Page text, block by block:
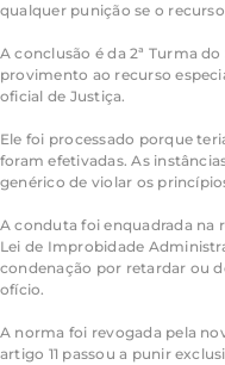
qualquer punição se o
A conclusão é da 2ª Turma
provimento ao recurso
oficial de Justiça.
Ele foi processado porque
foram efetivadas. As
genérico de violar os
A conduta foi enquadrada na
Lei de Improbidade
condenação por retardar ou
ofício.
A norma foi revogada pela
artigo 11 passou a punir